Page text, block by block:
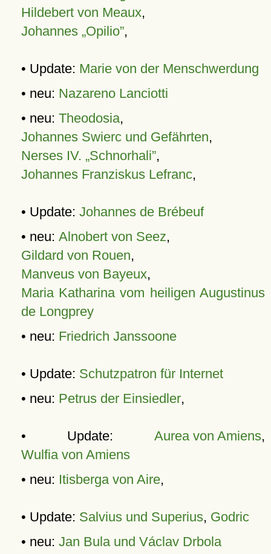
Hildebert von Meaux,
Johannes „Opilio”,
• Update: Marie von der Menschwerdung
• neu: Nazareno Lanciotti
• neu: Theodosia,
Johannes Swierc und Gefährten,
Nerses IV. „Schnorhali”,
Johannes Franziskus Lefranc,
• Update: Johannes de Brébeuf
• neu: Alnobert von Seez,
Gildard von Rouen,
Manveus von Bayeux,
Maria Katharina vom heiligen Augustinus
de Longprey
• neu: Friedrich Janssoone
• Update: Schutzpatron für Internet
• neu: Petrus der Einsiedler,
• Update: Aurea von Amiens,
Wulfia von Amiens
• neu: Itisberga von Aire,
• Update: Salvius und Superius, Godric
• neu: Jan Bula und Václav Drbola